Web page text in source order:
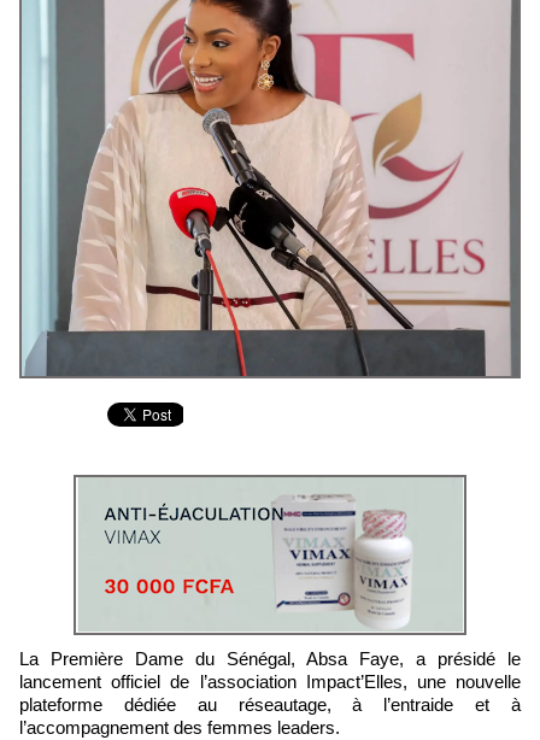
La Première Dame du Sénégal, Absa Faye, a présidé le
lancement officiel de l’association Impact’Elles, une nouvelle
plateforme dédiée au réseautage, à l’entraide et à
l’accompagnement des femmes leaders.